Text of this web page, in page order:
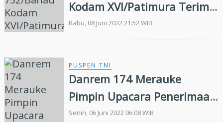
Kodam XVI/Patimura Terima
Senjata Organik Dari
Masyarakat
Rabu, 08 Juni 2022 21:52 WIB
PUSPEN TNI
Danrem 174 Merauke
Pimpin Upacara Penerimaan
Satgas Satuan Organik Yonif
Senin, 06 Juni 2022 06:08 WIB